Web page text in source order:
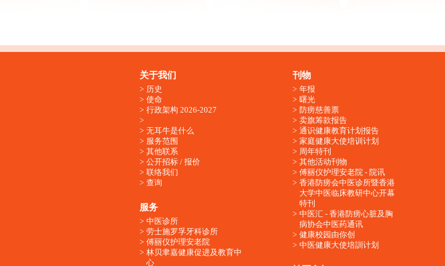
关于我们
历史
使命
行政架构 2026-2027
无耳牛是什么
服务范围
其他联系
公开招标 / 报价
联络我们
查询
服务
中医诊所
劳士施罗孚牙科诊所
傅丽仪护理安老院
林贝聿嘉健康促进及教育中
心
刊物
年报
曙光
防痨慈善票
卖旗筹款报告
通识健康教育计划报告
家庭健康大使培训计划
周年特刊
其他活动刊物
傅丽仪护理安老院 - 院讯
香港防痨会中医诊所暨香港
大学中医临床教研中心开幕
特刊
中医汇 - 香港防痨心脏及胸
病协会中医药通讯
健康校园由你创
中医健康大使培訓计划